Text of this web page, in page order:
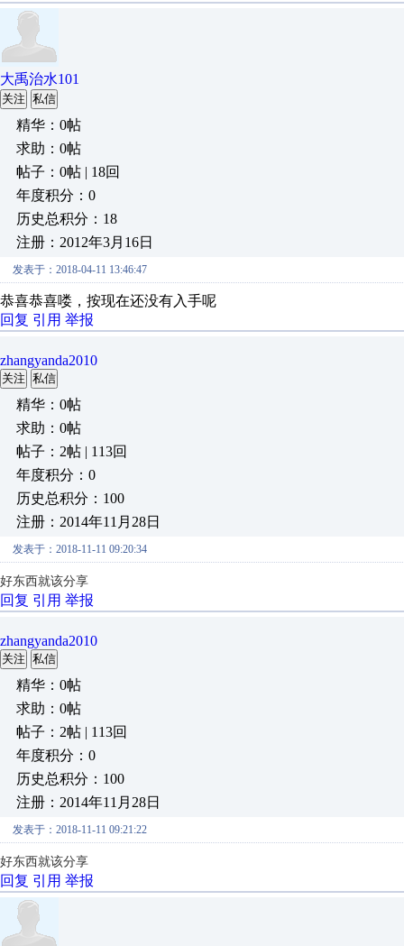
大禹治水101
关注 私信
精华：0帖
求助：0帖
帖子：0帖 | 18回
年度积分：0
历史总积分：18
注册：2012年3月16日
发表于：2018-04-11 13:46:47
恭喜恭喜喽，按现在还没有入手呢
回复 引用 举报
zhangyanda2010
关注 私信
精华：0帖
求助：0帖
帖子：2帖 | 113回
年度积分：0
历史总积分：100
注册：2014年11月28日
发表于：2018-11-11 09:20:34
好东西就该分享
回复 引用 举报
zhangyanda2010
关注 私信
精华：0帖
求助：0帖
帖子：2帖 | 113回
年度积分：0
历史总积分：100
注册：2014年11月28日
发表于：2018-11-11 09:21:22
好东西就该分享
回复 引用 举报